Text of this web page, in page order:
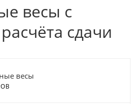
весы с
сдачи
весы